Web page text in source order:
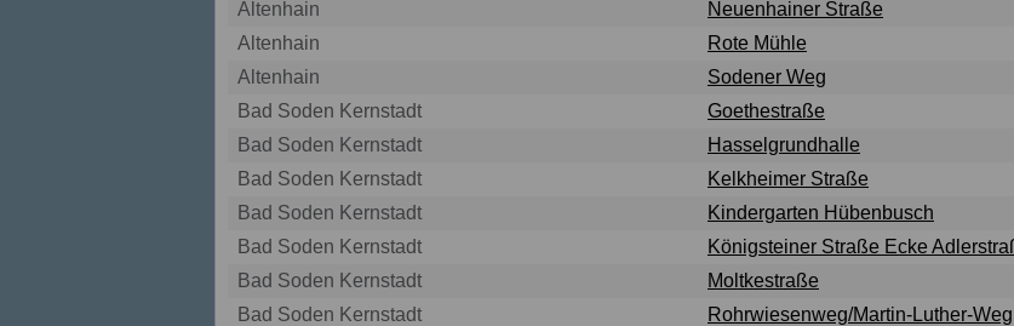
Altenhain
Neuenhainer Straße
Altenhain
Rote Mühle
Altenhain
Sodener Weg
Bad Soden Kernstadt
Goethestraße
Bad Soden Kernstadt
Hasselgrundhalle
Bad Soden Kernstadt
Kelkheimer Straße
Bad Soden Kernstadt
Kindergarten Hübenbusch
Bad Soden Kernstadt
Königsteiner Straße Ecke
Bad Soden Kernstadt
Moltkestraße
Bad Soden Kernstadt
Rohrwiesenweg/Martin-Luther-Weg